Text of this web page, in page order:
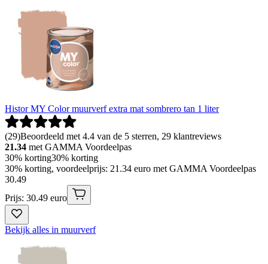
Histor MY Color muurverf extra mat sombrero tan 1 liter
(29)Beoordeeld met 4.4 van de 5 sterren, 29 klantreviews
21.34 met GAMMA Voordeelpas
30% korting30% korting
30% korting, voordeelprijs: 21.34 euro met GAMMA Voordeelpas
30.49
Prijs: 30.49 euro
Bekijk alles in muurverf